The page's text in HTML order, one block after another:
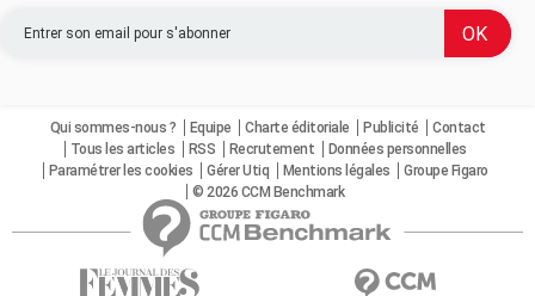
Qui sommes-nous ? Equipe Charte éditoriale Publicité
Contact
Tous les articles
RSS Recrutement
Données personnelles
Paramétrer les cookies
Gérer Utiq Mentions légales
Groupe Figaro
© 2026 CCM Benchmark